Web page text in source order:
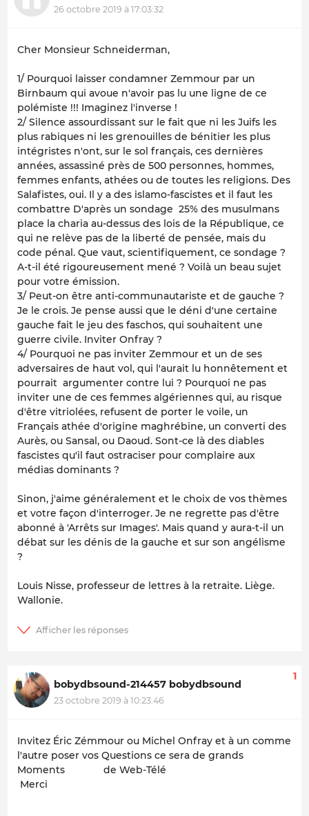
26 octobre 2019 à 17:03:32
Cher Monsieur Schneiderman,
1/ Pourquoi laisser condamner Zemmour par un
Birnbaum qui avoue n'avoir pas lu une ligne de ce
polémiste !!! Imaginez l'inverse !
2/ Silence assourdissant sur le fait que ni les Juifs les
plus rabiques ni les grenouilles de bénitier les plus
intégristes n'ont, sur le sol français, ces dernières
années, assassiné près de 500 personnes, hommes,
femmes enfants, athées ou de toutes les religions. Des
Salafistes, oui. Il y a des islamo-fascistes et il faut les
combattre D'après un sondage 25% des musulmans
place la charia au-dessus des lois de la République, ce
qui ne relève pas de la liberté de pensée, mais du
code pénal. Que vaut, scientifiquement, ce sondage ?
A-t-il été rigoureusement mené ? Voilà un beau sujet
pour votre émission.
3/ Peut-on être anti-communautariste et de gauche ?
Je le crois. Je pense aussi que le déni d'une certaine
gauche fait le jeu des faschos, qui souhaitent une
guerre civile. Inviter Onfray ?
4/ Pourquoi ne pas inviter Zemmour et un de ses
adversaires de haut vol, qui l'aurait lu honnêtement et
pourrait argumenter contre lui ? Pourquoi ne pas
inviter une de ces femmes algériennes qui, au risque
d'être vitriolées, refusent de porter le voile, un
Français athée d'origine maghrébine, un converti des
Aurès, ou Sansal, ou Daoud. Sont-ce là des diables
fascistes qu'il faut ostraciser pour complaire aux
médias dominants ?
Sinon, j'aime généralement et le choix de vos thèmes
et votre façon d'interroger. Je ne regrette pas d'être
abonné à 'Arrêts sur Images'. Mais quand y aura-t-il un
débat sur les dénis de la gauche et sur son angélisme
?
Louis Nisse, professeur de lettres à la retraite. Liège.
Wallonie.
bobydbsound-214457 bobydbsound
23 octobre 2019 à 10:23:46
1
Invitez Éric Zémmour ou Michel Onfray et à un comme
l'autre poser vos Questions ce sera de grands
Moments de Web-Télé
Merci